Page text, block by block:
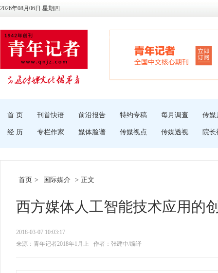
2026年08月06日 星期四
首 页 刊首快语 前沿报告 特约专稿 每月调查 传媒
经 历 专栏作家 媒体脸谱 传媒视点 传媒透视 院长
首页 > 国际媒介 > 正文
西方媒体人工智能技术应用的
2018-03-07 10:03:17
来源：青年记者2018年1月上
作者：张建中/编译